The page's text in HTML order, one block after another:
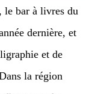
le bar à livres du
dernière, et
et de
la région